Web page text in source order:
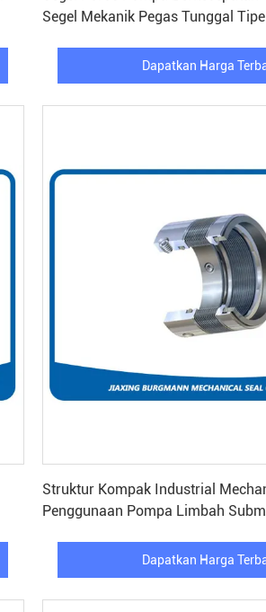
Segel Mekanik Pegas Tunggal
Dapatkan Harga
Struktur Kompak Industrial
Penggunaan Pompa Limbah
Dapatkan Harga